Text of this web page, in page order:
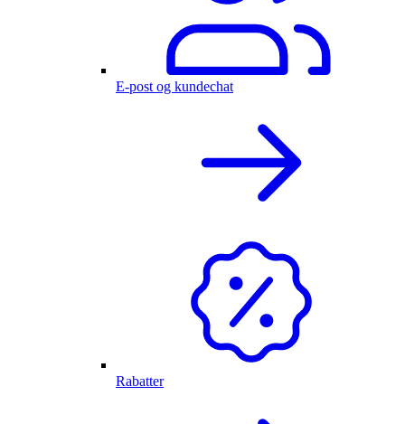
E-post og kundechat
Rabatter